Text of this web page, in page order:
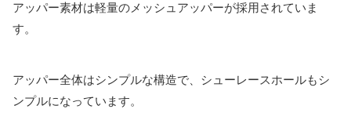
アッパー素材は軽量のメッシュアッパーが採用されていま
す。
アッパー全体はシンプルな構造で、シューレースホールもシ
ンプルになっています。